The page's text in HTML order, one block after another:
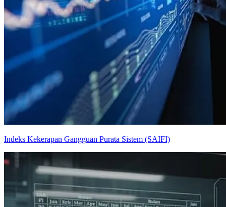
Indeks Kekerapan Gangguan Purata Sistem (SAIFI)